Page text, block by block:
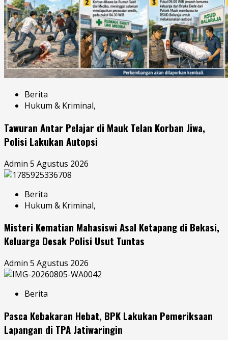
Berita
Hukum & Kriminal,
Tawuran Antar Pelajar di Mauk Telan Korban Jiwa,
Polisi Lakukan Autopsi
Admin 5 Agustus 2026
Berita
Hukum & Kriminal,
Misteri Kematian Mahasiswi Asal Ketapang di Bekasi,
Keluarga Desak Polisi Usut Tuntas
Admin 5 Agustus 2026
Berita
Pasca Kebakaran Hebat, BPK Lakukan Pemeriksaan
Lapangan di TPA Jatiwaringin